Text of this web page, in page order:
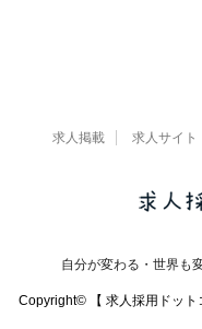
求人掲載 求人サイト
自分が変わる・世界も
Copyright© 【 求人採用ドッ